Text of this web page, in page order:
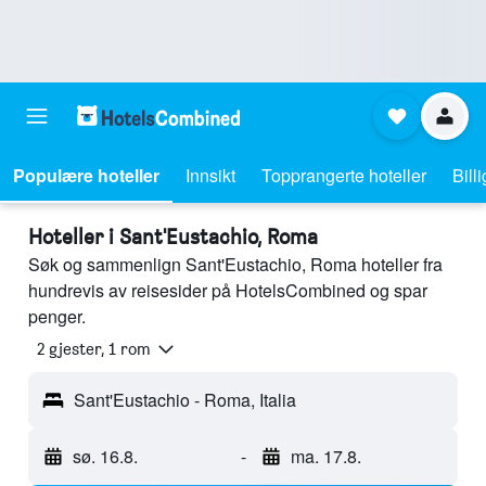
Populære hoteller Innsikt Topprangerte hoteller
Hoteller i Sant'Eustachio, Roma
Søk og sammenlign Sant'Eustachio, Roma hoteller fra
hundrevis av reisesider på HotelsCombined og spar
penger.
2 gjester, 1 rom
Sant'Eustachio - Roma, Italia
sø. 16.8. - ma. 17.8.